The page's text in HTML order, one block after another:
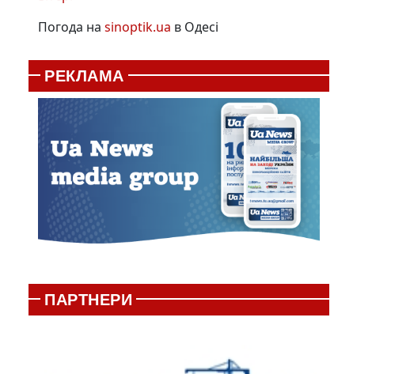
Погода на sinoptik.ua в Одесі
РЕКЛАМА
ПАРТНЕРИ